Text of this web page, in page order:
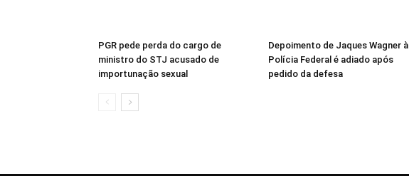
PGR pede perda do cargo de
ministro do STJ acusado de
importunação sexual
Depoimento de Jaques Wagner à
Polícia Federal é adiado após
pedido da defesa